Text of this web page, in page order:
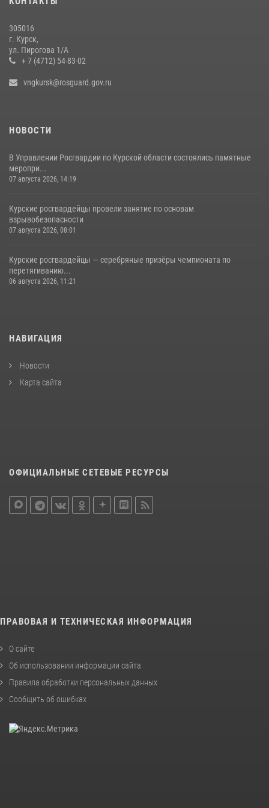
Центральный округ Росгвардии отмечает 105-летие
15 июля 2026, 10:00
305016
г. Курск,
ул. Пирогова 1/А
+ 7 (4712) 54-83-02
vngkursk@rosguard.gov.ru
НОВОСТИ
В Управлении Росгвардии по Курской области состоялись памятные
меропри...
07 августа 2026, 14:19
Курские росгвардейцы провели занятие по основам
взрывобезопасности
07 августа 2026, 08:01
Курские росгвардейцы — серебряные призёры чемпионата по
перетягиванию...
06 августа 2026, 11:21
НАВИГАЦИЯ
Новости
Карта сайта
ОФИЦИАЛЬНЫЕ СЕТЕВЫЕ РЕСУРСЫ
ПРАВОВАЯ И ТЕХНИЧЕСКАЯ ИНФОРМАЦИЯ
О сайте
Об использовании информации сайта
Правила обработки персональных данных
Сообщить об ошибках